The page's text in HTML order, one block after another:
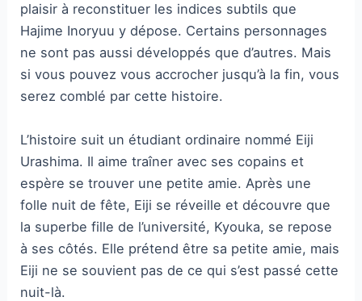
plaisir à reconstituer les indices subtils que
Hajime Inoryuu y dépose. Certains personnages
ne sont pas aussi développés que d’autres. Mais
si vous pouvez vous accrocher jusqu’à la fin, vous
serez comblé par cette histoire.
L’histoire suit un étudiant ordinaire nommé Eiji
Urashima. Il aime traîner avec ses copains et
espère se trouver une petite amie. Après une
folle nuit de fête, Eiji se réveille et découvre que
la superbe fille de l’université, Kyouka, se repose
à ses côtés. Elle prétend être sa petite amie, mais
Eiji ne se souvient pas de ce qui s’est passé cette
nuit-là.